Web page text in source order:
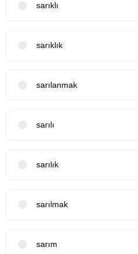
sarıklı
sarıklık
sarılanmak
sarılı
sarılık
sarılmak
sarım